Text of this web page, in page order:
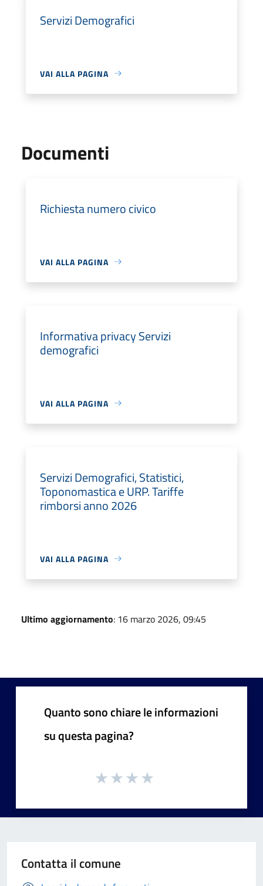
Servizi Demografici
VAI ALLA PAGINA
Documenti
Richiesta numero civico
VAI ALLA PAGINA
Informativa privacy Servizi
demografici
VAI ALLA PAGINA
Servizi Demografici, Statistici,
Toponomastica e URP. Tariffe
rimborsi anno 2026
VAI ALLA PAGINA
Ultimo aggiornamento: 16 marzo 2026, 09:45
Quanto sono chiare le informazioni
su questa pagina?
Contatta il comune